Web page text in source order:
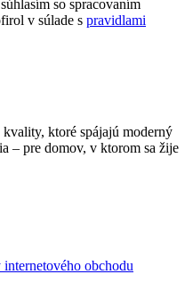
so spracovaním
v súlade s pravidlami
ktoré spájajú moderný
– pre domov, v ktorom sa žije
obchodu